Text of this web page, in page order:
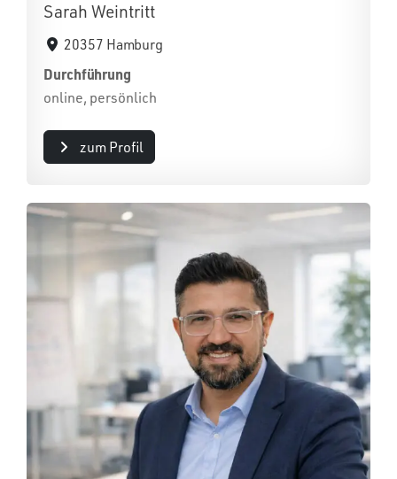
Sarah Weintritt
20357 Hamburg
Durchführung
online, persönlich
zum Profil